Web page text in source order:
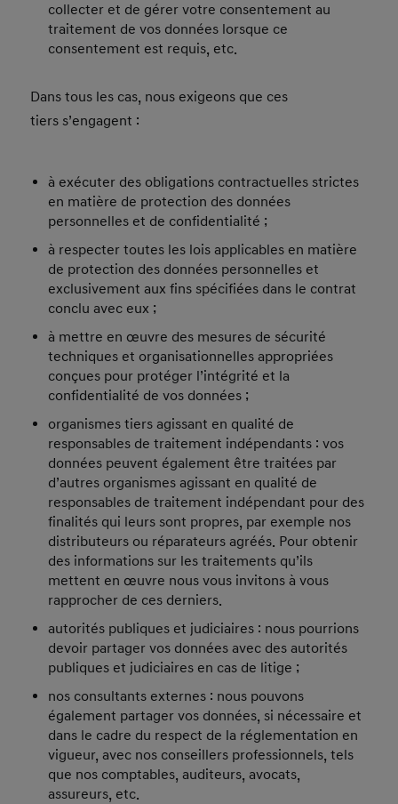
collecter et de gérer votre consentement au
traitement de vos données lorsque ce
consentement est requis, etc.
Dans tous les cas, nous exigeons que ces
tiers s’engagent :
à exécuter des obligations contractuelles strictes
en matière de protection des données
personnelles et de confidentialité ;
à respecter toutes les lois applicables en matière
de protection des données personnelles et
exclusivement aux fins spécifiées dans le contrat
conclu avec eux ;
à mettre en œuvre des mesures de sécurité
techniques et organisationnelles appropriées
conçues pour protéger l’intégrité et la
confidentialité de vos données ;
organismes tiers agissant en qualité de
responsables de traitement indépendants : vos
données peuvent également être traitées par
d’autres organismes agissant en qualité de
responsables de traitement indépendant pour des
finalités qui leurs sont propres, par exemple nos
distributeurs ou réparateurs agréés. Pour obtenir
des informations sur les traitements qu’ils
mettent en œuvre nous vous invitons à vous
rapprocher de ces derniers.
autorités publiques et judiciaires : nous pourrions
devoir partager vos données avec des autorités
publiques et judiciaires en cas de litige ;
nos consultants externes : nous pouvons
également partager vos données, si nécessaire et
dans le cadre du respect de la réglementation en
vigueur, avec nos conseillers professionnels, tels
que nos comptables, auditeurs, avocats,
assureurs, etc.